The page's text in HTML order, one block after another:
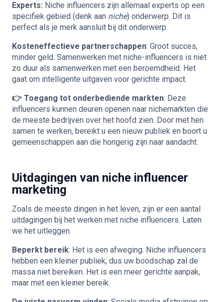
Experts: Niche influencers zijn allemaal experts op een
specifiek gebied (denk aan niche) onderwerp. Dit is
perfect als je merk aansluit bij dit onderwerp.
Kosteneffectieve partnerschappen: Groot succes,
minder geld. Samenwerken met niche-influencers is niet
zo duur als samenwerken met een beroemdheid. Het
gaat om intelligente uitgaven voor gerichte impact.
👉 Toegang tot onderbediende markten: Deze
influencers kunnen deuren openen naar nichemarkten die
de meeste bedrijven over het hoofd zien. Door met hen
samen te werken, bereikt u een nieuw publiek en boort u
gemeenschappen aan die hongerig zijn naar aandacht.
Uitdagingen van niche influencer
marketing
Zoals de meeste dingen in het leven, zijn er een aantal
uitdagingen bij het werken met niche influencers. Laten
we het uitleggen.
Beperkt bereik: Het is een afweging. Niche influencers
hebben een kleiner publiek, dus uw boodschap zal de
massa niet bereiken. Het is een meer gerichte aanpak,
maar met een kleiner bereik.